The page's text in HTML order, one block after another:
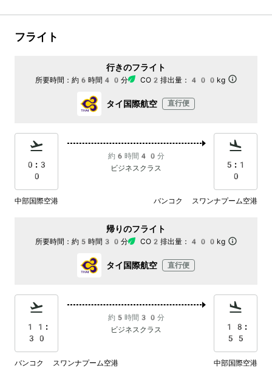
フライト
行きのフライト
所要時間： 約6時間40分 CO2排出量： 400kg
タイ国際航空 直行便
0:3
0
約6時間40分
ビジネスクラス
5:1
0
中部国際空港 バンコク スワンナプーム空港
帰りのフライト
所要時間： 約5時間30分 CO2排出量： 400kg
タイ国際航空 直行便
11:
30
約5時間30分
ビジネスクラス
18:
55
バンコク スワンナプーム空港 中部国際空港